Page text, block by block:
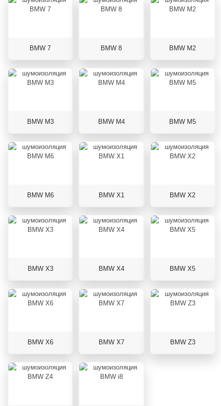
BMW 7 BMW 8 BMW M2
BMW M3 BMW M4 BMW M5
BMW M6 BMW X1 BMW X2
BMW X3 BMW X4 BMW X5
BMW X6 BMW X7 BMW Z3